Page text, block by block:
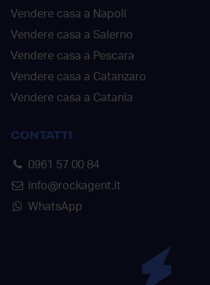
Vendere casa a Napoli
Vendere casa a Salerno
Vendere casa a Pescara
Vendere casa a Catanzaro
Vendere casa a Catania
CONTATTI
0961 57 00 84
info@rockagent.it
WhatsApp